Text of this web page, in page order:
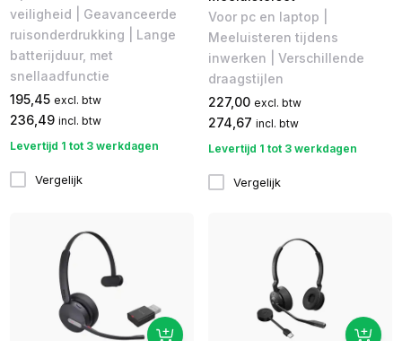
veiligheid | Geavanceerde
ruisonderdrukking | Lange
batterijduur, met
snellaadfunctie
195,45 excl. btw
236,49 incl. btw
Levertijd 1 tot 3 werkdagen
Vergelijk
Voor pc en laptop |
Meeluisteren tijdens
inwerken | Verschillende
draagstijlen
227,00 excl. btw
274,67 incl. btw
Levertijd 1 tot 3 werkdagen
Vergelijk